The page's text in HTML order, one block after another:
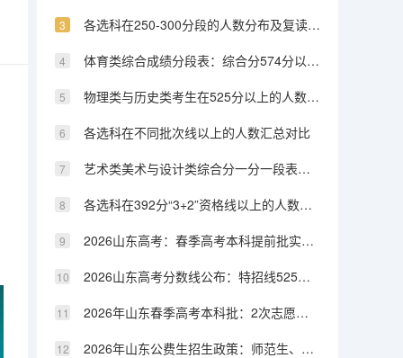
各选科在250-300分段的人数分布及复读决策参考
体育类综合成绩分段表：综合分574分以上考生的院校选择策略
物理类与历史类考生在525分以上的人数及占比对比
各选科在不同批次线以上的人数汇总对比
艺术类美术与设计类综合分一分一段表：综合分相同考生如何排序
各选科在392分“3+2”资格线以上的人数及占比排名
2026山东高考：春季高考本科提前批实行平行志愿60个
2026山东高考分数线公布：特招线525分一段线442分
2026年山东春季高考本科批：2次志愿填报与分数线划定
2026年山东公费生招生政策：师范生、医学生、农科生三种类型